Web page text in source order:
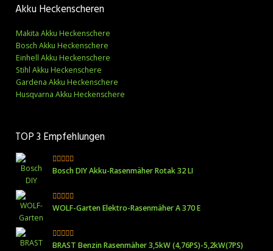
Akku Heckenscheren
Makita Akku Heckenschere
Bosch Akku Heckenschere
Einhell Akku Heckenschere
Stihl Akku Heckenschere
Gardena Akku Heckenschere
Husqvarna Akku Heckenschere
TOP 3 Empfehlungen
Bosch DIY Akku-Rasenmäher Rotak 32 LI
WOLF-Garten Elektro-Rasenmäher A 370 E
BRAST Benzin Rasenmäher 3,5kW (4,76PS)-5,2kW(7PS)